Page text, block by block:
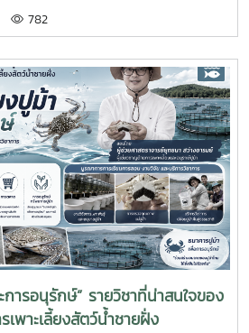
ข่ายเป็นระยะเวลา 4 เดือน เพื่อให้
ะยุกต์ใช้ในการทำงานจริงทั้งนี้ สหกิจ
ารจัดการเรียนการสอน ที่มุ่งเน้นการ
ทั้งด้านวิชาการและวิชาชีพ นักศึกษา
นสภาพแวดล้อมจริง เรียนรู้การแก้ไข
งาน ซื่อสัตย์ มีสัมมาคารวะ ทำงาน
รับตัวให้เข้ากับองค์กร ตลอดจนพัฒนา
เลี้ยงสัตว์น้ำชายฝั่ง ให้สอดคล้องกับ
สาหกรรมการผลิตสัตว์น้ำและอื่นๆที่
782
การอนุรักษ์” รายวิชาที่น่าสนใจของ
เพาะเลี้ยงสัตว์น้ำชายฝั่ง